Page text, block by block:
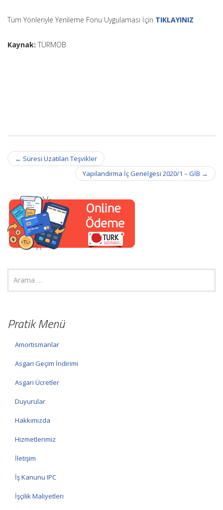
Tüm Yönleriyle Yenileme Fonu Uygulaması İçin TIKLAYINIZ
Kaynak: TÜRMOB
Post
navigation
← Süresi Uzatılan Teşvikler
Yapılandırma İç Genelgesi 2020/1 – GİB →
Pratik Menü
Amortismanlar
Asgari Geçim İndirimi
Asgari Ücretler
Duyurular
Hakkımızda
Hizmetlerimiz
İletişim
İş Kanunu IPC
İşçilik Maliyetleri